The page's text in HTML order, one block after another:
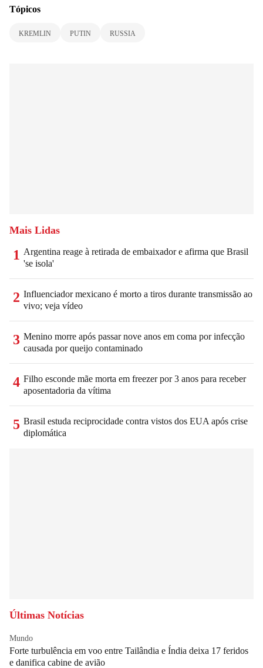
Tópicos
KREMLIN PUTIN RUSSIA
Mais Lidas
1 Argentina reage à retirada de embaixador e afirma que Brasil
'se isola'
2 Influenciador mexicano é morto a tiros durante transmissão ao
vivo; veja vídeo
3 Menino morre após passar nove anos em coma por infecção
causada por queijo contaminado
4 Filho esconde mãe morta em freezer por 3 anos para receber
aposentadoria da vítima
5 Brasil estuda reciprocidade contra vistos dos EUA após crise
diplomática
Últimas Notícias
Mundo
Forte turbulência em voo entre Tailândia e Índia deixa 17 feridos
e danifica cabine de avião